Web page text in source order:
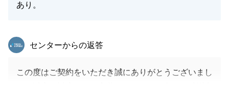
あり。
東急リバブル
センターからの返答
この度はご契約をいただき誠にありがとうございまし